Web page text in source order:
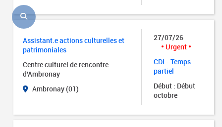
Assistant.e actions culturelles et
patrimoniales
Centre culturel de rencontre
d'Ambronay
Ambronay (01)
27/07/26
Urgent
CDI - Temps
partiel
Début : Début
octobre